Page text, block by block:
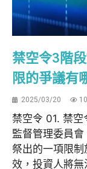
禁空令3階
限的爭議有
2025/03/20
禁空令 01. 禁空
監督管理委員
祭出的一項限
效，投資人將